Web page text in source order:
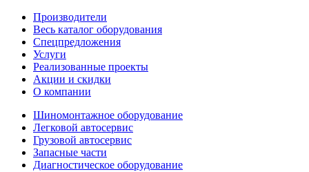
Производители
Весь каталог оборудования
Спецпредложения
Услуги
Реализованные проекты
Акции и скидки
О компании
Шиномонтажное оборудование
Легковой автосервис
Грузовой автосервис
Запасные части
Диагностическое оборудование